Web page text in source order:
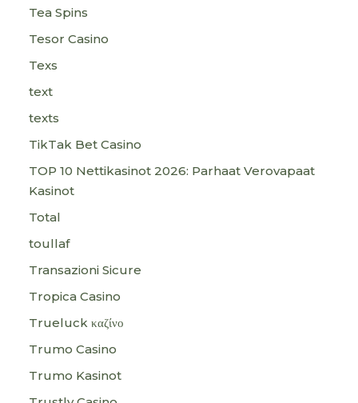
Tea Spins
Tesor Casino
Texs
text
texts
TikTak Bet Casino
TOP 10 Nettikasinot 2026: Parhaat Verovapaat
Kasinot
Total
toullaf
Transazioni Sicure
Tropica Casino
Trueluck καζίνο
Trumo Casino
Trumo Kasinot